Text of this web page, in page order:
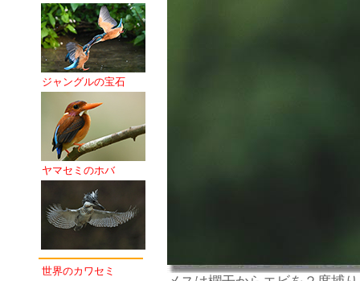
ジャングルの宝石
ヤマセミのホバ
世界のカワセミ